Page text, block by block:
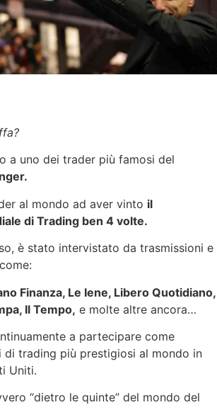
a uno dei trader più famosi del
al mondo ad aver vinto il
di Trading ben 4 volte.
è stato intervistato da trasmissioni e
Finanza, Le Iene, Libero Quotidiano,
Il Tempo, e molte altre ancora…
a partecipare come
di trading più prestigiosi al mondo in
Uniti.
“dietro le quinte” del mondo del